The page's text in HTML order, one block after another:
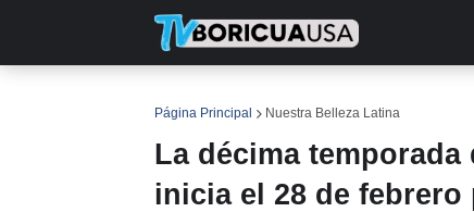
Página Principal Nuestra Belleza Latina
La décima
inicia el 28 de